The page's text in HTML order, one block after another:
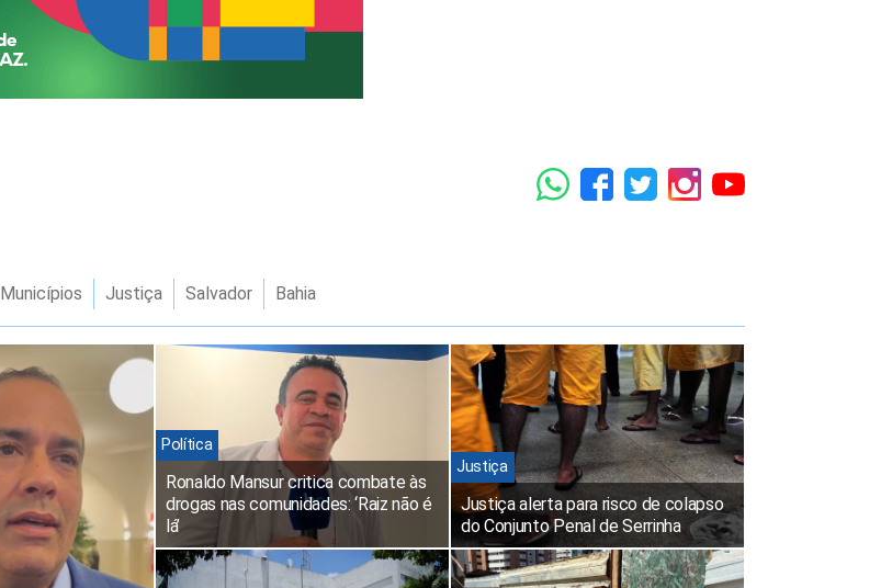
Municípios Justiça Salvador Bahia
Política
Ronaldo Mansur critica combate às
drogas nas comunidades: ‘Raiz não é
lá’
Justiça
Justiça alerta para risco de colapso
do Conjunto Penal de Serrinha